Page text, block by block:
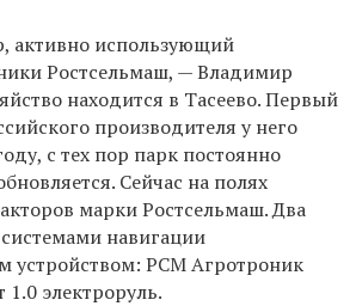
активно использующий
Ростсельмаш, — Владимир
находится в Тасеево. Первый
производителя у него
с тех пор парк постоянно
Сейчас на полях
марки Ростсельмаш. Два
навигации
устройством: РСМ Агротроник
электроруль.